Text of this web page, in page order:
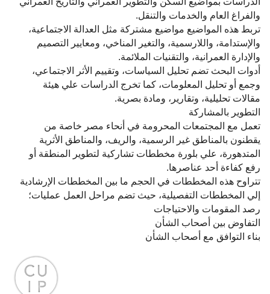
والفراغ العام والخدمات والتنقل.
تربط هذه المواضيع مواضيع مشتركة مثل العدالة الاجتماعية،
والإستدامة، واللارسمية، والتغير المناخي، ومعايير التصميم
والإدارة العمرانية، والتقنيات الملائمة.
أدوات البحث تضم تحليل السياسات، وتقييم الأثر الاجتماعي،
وجمع أو تحليل المعلومات، كما تخرج الدراسات علي هيئة
مقالات تحليلية، وتقارير، ومادة بصرية.
التطوير بالمشاركة
تعمل مع المجتمعات المحرومة في أنحاء مصر خاصة من
يقطنون بالمناطق غير الرسمية، والريف، والمناطق الأثرية
المتدهورة، علي بلورة مخططات تشاركية لتطوير المنطقة أو
رفع كفاءة أحد عناصرها.
تتراوح هذه المخططات في الحجم ما بين المخططات الإرشادية
إلي المخططات التفصيلية، حيث تضم مراحل العمل عمليات؛
رصد المقومات والاحتياجات
التفاوض بين أصحاب الشأن
بناء التوافق مع أصحاب الشأن